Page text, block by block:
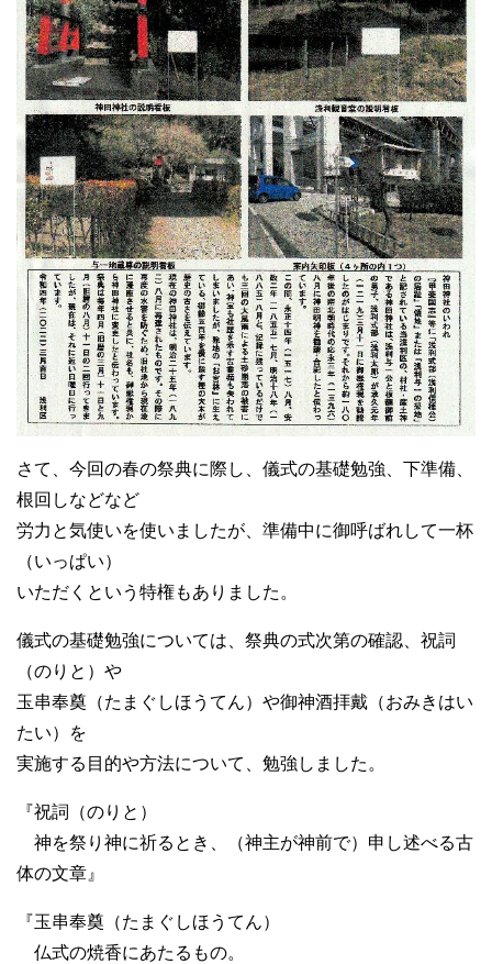
さて、今回の春の祭典に際し、儀式の基礎勉強、下準備、
根回しなどなど
労力と気使いを使いましたが、準備中に御呼ばれして一杯
（いっぱい）
いただくという特権もありました。
儀式の基礎勉強については、祭典の式次第の確認、祝詞
（のりと）や
玉串奉奠（たまぐしほうてん）や御神酒拝戴（おみきはい
たい）を
実施する目的や方法について、勉強しました。
『祝詞（のりと）
神を祭り神に祈るとき、（神主が神前で）申し述べる古
体の文章』
『玉串奉奠（たまぐしほうてん）
仏式の焼香にあたるもの。